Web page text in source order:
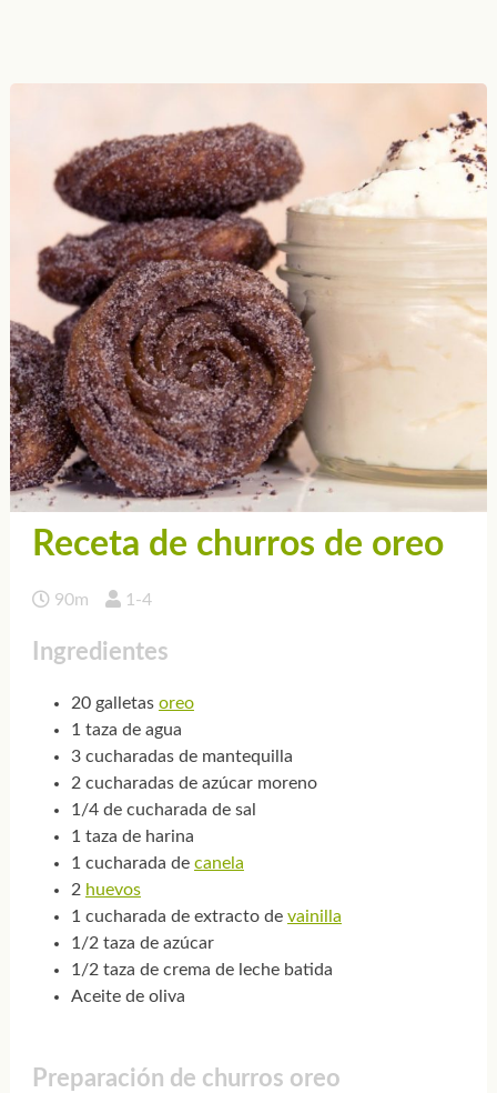
Receta de churros de oreo
90m 1-4
Ingredientes
20 galletas oreo
1 taza de agua
3 cucharadas de mantequilla
2 cucharadas de azúcar moreno
1/4 de cucharada de sal
1 taza de harina
1 cucharada de canela
2 huevos
1 cucharada de extracto de vainilla
1/2 taza de azúcar
1/2 taza de crema de leche batida
Aceite de oliva
Preparación de churros oreo